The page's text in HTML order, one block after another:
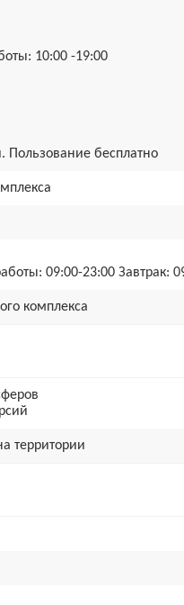
10:00 -19:00
Пользование бесплатно
09:00-23:00 Завтрак:
комплекса
территории